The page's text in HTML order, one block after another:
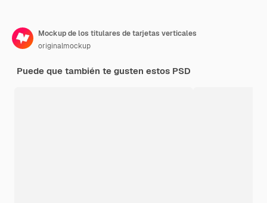
Mockup de los titulares de tarjetas verticales
originalmockup
Puede que también te gusten estos PSD